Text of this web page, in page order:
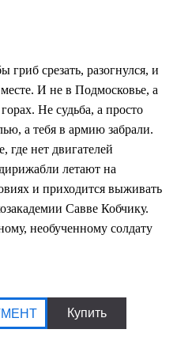
срезать, разогнулся, и
И не в Подмосковье, а
Не судьба, а просто
а тебя в армию забрали.
нет двигателей
летают на
и приходится выживать
Савве Кобчику.
необученному солдату